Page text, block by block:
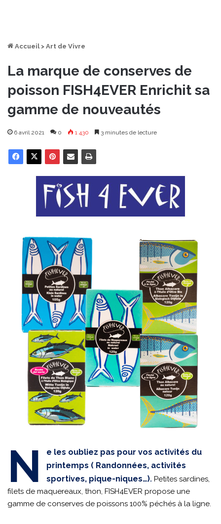
Accueil > Art de Vivre
La marque de conserves de
poisson FISH4EVER Enrichit sa
gamme de nouveautés
6 avril 2021 0 1 430 3 minutes de lecture
N
e les oubliez pas pour vos activités du
printemps ( Randonnées, activités
sportives, pique-niques…). Petites sardines,
filets de maquereaux, thon, FISH4EVER propose une
gamme de conserves de poissons 100% péchés à la ligne.